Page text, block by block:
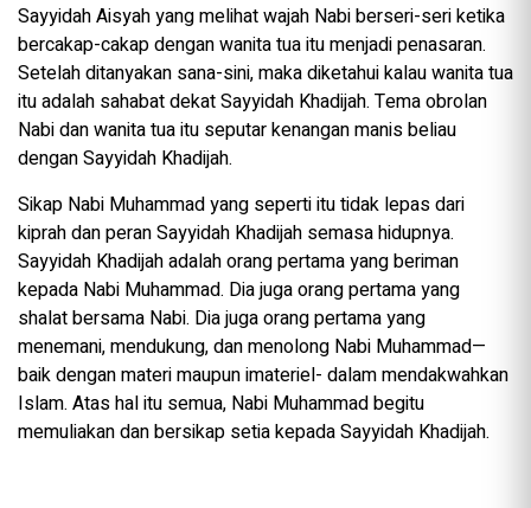
Sayyidah Aisyah yang melihat wajah Nabi berseri-seri ketika
bercakap-cakap dengan wanita tua itu menjadi penasaran.
Setelah ditanyakan sana-sini, maka diketahui kalau wanita tua
itu adalah sahabat dekat Sayyidah Khadijah. Tema obrolan
Nabi dan wanita tua itu seputar kenangan manis beliau
dengan Sayyidah Khadijah.
Sikap Nabi Muhammad yang seperti itu tidak lepas dari
kiprah dan peran Sayyidah Khadijah semasa hidupnya.
Sayyidah Khadijah adalah orang pertama yang beriman
kepada Nabi Muhammad. Dia juga orang pertama yang
shalat bersama Nabi. Dia juga orang pertama yang
menemani, mendukung, dan menolong Nabi Muhammad—
baik dengan materi maupun imateriel- dalam mendakwahkan
Islam. Atas hal itu semua, Nabi Muhammad begitu
memuliakan dan bersikap setia kepada Sayyidah Khadijah.